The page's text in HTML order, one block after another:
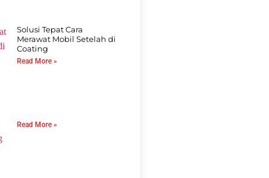
Solusi Tepat Cara
Merawat Mobil Setelah di
Coating
Read More »
Read More »